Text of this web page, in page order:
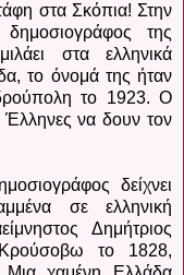
στα Σκόπια! Στην
της
στα ελληνικά
το όνομά της ήταν
το 1923. Ο
να δουν τον
δείχνει
σε ελληνική
Δημήτριος
Κρούσοβω το 1828,